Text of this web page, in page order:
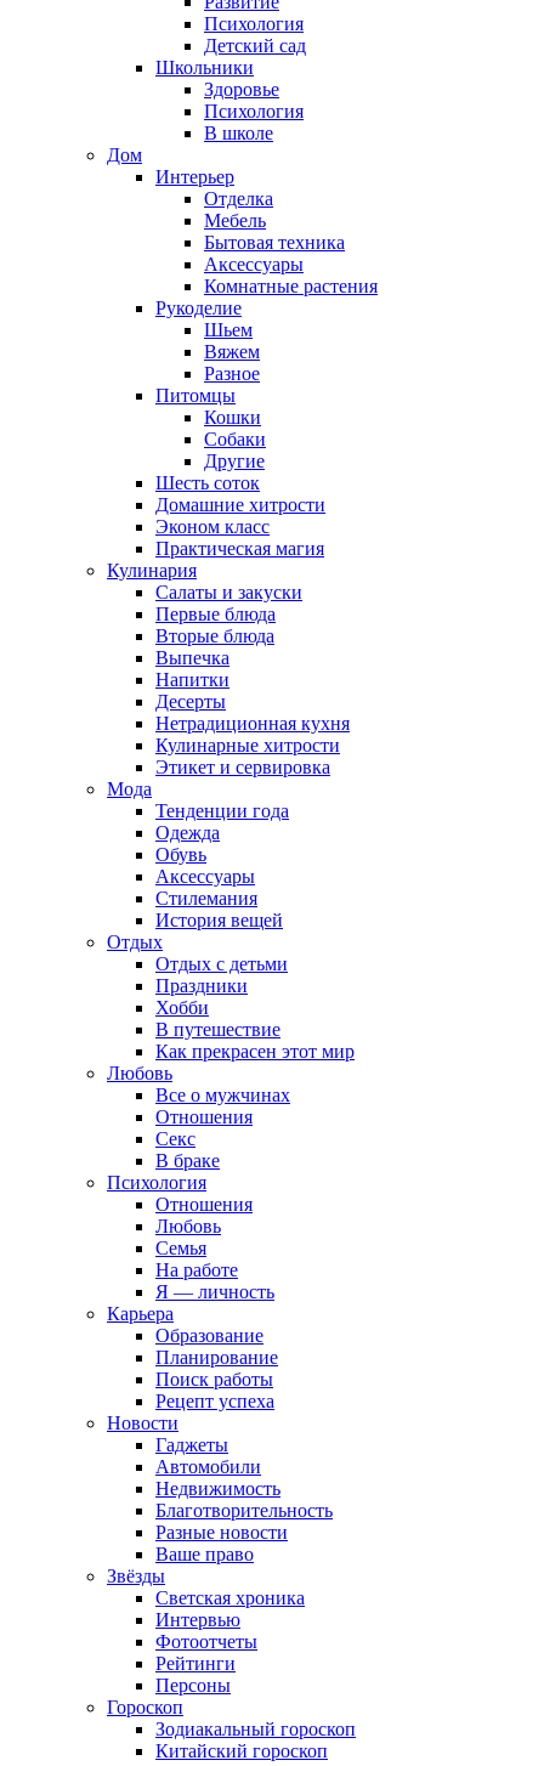
Психология
Детский сад
Школьники
Здоровье
Психология
В школе
Дом
Интерьер
Отделка
Мебель
Бытовая техника
Аксессуары
Комнатные растения
Рукоделие
Шьем
Вяжем
Разное
Питомцы
Кошки
Собаки
Другие
Шесть соток
Домашние хитрости
Эконом класс
Практическая магия
Кулинария
Салаты и закуски
Первые блюда
Вторые блюда
Выпечка
Напитки
Десерты
Нетрадиционная кухня
Кулинарные хитрости
Этикет и сервировка
Мода
Тенденции года
Одежда
Обувь
Аксессуары
Стилемания
История вещей
Отдых
Отдых с детьми
Праздники
Хобби
В путешествие
Как прекрасен этот мир
Любовь
Все о мужчинах
Отношения
Секс
В браке
Психология
Отношения
Любовь
Семья
На работе
Я — личность
Карьера
Образование
Планирование
Поиск работы
Рецепт успеха
Новости
Гаджеты
Автомобили
Недвижимость
Благотворительность
Разные новости
Ваше право
Звёзды
Светская хроника
Интервью
Фотоотчеты
Рейтинги
Персоны
Гороскоп
Зодиакальный гороскоп
Китайский гороскоп